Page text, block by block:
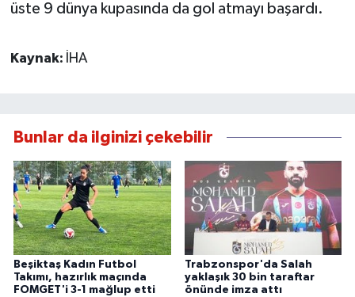
üste 9 dünya kupasında da gol atmayı başardı.
Kaynak: İHA
Bunlar da ilginizi çekebilir
Beşiktaş Kadın Futbol
Takımı, hazırlık maçında
FOMGET'i 3-1 mağlup etti
Trabzonspor'da Salah
yaklaşık 30 bin taraftar
önünde imza attı